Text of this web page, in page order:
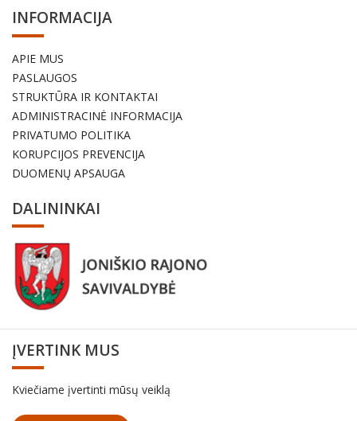
INFORMACIJA
APIE MUS
PASLAUGOS
STRUKTŪRA IR KONTAKTAI
ADMINISTRACINĖ INFORMACIJA
PRIVATUMO POLITIKA
KORUPCIJOS PREVENCIJA
DUOMENŲ APSAUGA
DALININKAI
ĮVERTINK MUS
Kviečiame įvertinti mūsų veiklą